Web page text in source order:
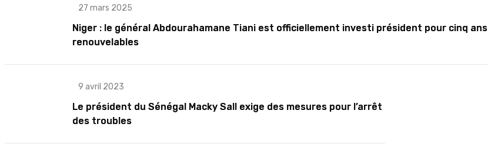
27 mars 2025
Niger : le général Abdourahamane Tiani est officiellement investi président pour cinq ans
renouvelables
9 avril 2023
Le président du Sénégal Macky Sall exige des mesures pour l’arrêt
des troubles